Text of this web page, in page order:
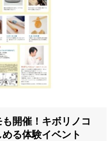
開催！キボリノコ
る体験イベント